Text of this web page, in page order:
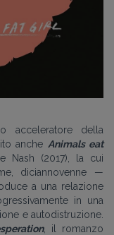
acceleratore della
anche Animals eat
Nash (2017), la cui
diciannovenne —
a una relazione
in una
e autodistruzione.
, il romanzo